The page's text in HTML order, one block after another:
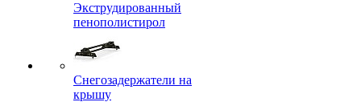
Экструдированный
пенополистирол
Снегозадержатели на
крышу